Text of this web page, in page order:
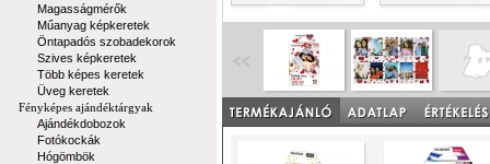
Magasságmérők
Műanyag képkeretek
Öntapadós szobadekorok
Szives képkeretek
Több képes keretek
Üveg keretek
Fényképes ajándéktárgyak
Ajándékdobozok
Fotókockák
Hógömbök